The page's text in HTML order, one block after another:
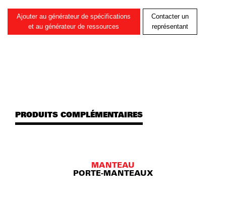
Ajouter au générateur de spécifications
et au générateur de ressources
Contacter un
représentant
PRODUITS COMPLÉMENTAIRES
MANTEAU
PORTE-MANTEAUX